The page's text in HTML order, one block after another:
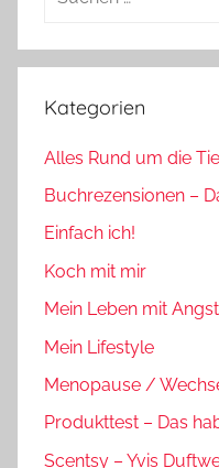
Kategorien
Alles Rund um die
Buchrezensionen –
Einfach ich!
Koch mit mir
Mein Leben mit
Mein Lifestyle
Menopause /
Produkttest – Das
Scentsy – Yvis